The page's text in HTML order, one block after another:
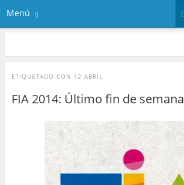
Menú
ETIQUETADO CON 12 ABRIL
FIA 2014: Último fin de semana